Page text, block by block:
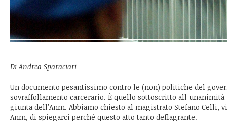
Di Andrea Sparaciari
Un documento pesantissimo contro le (non) politiche del
sovraffollamento carcerario. È quello sottoscritto all unanimità
giunta dell'Anm. Abbiamo chiesto al magistrato Stefano Celli,
Anm, di spiegarci perché questo atto tanto deflagrante.